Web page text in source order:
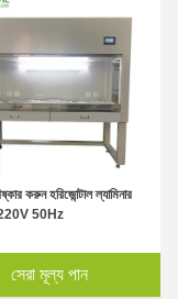
করুন হরিজোন্টাল ল্যামিনার
50Hz
সেরা মূল্য পান
কার্গো শাওয়ার রুম